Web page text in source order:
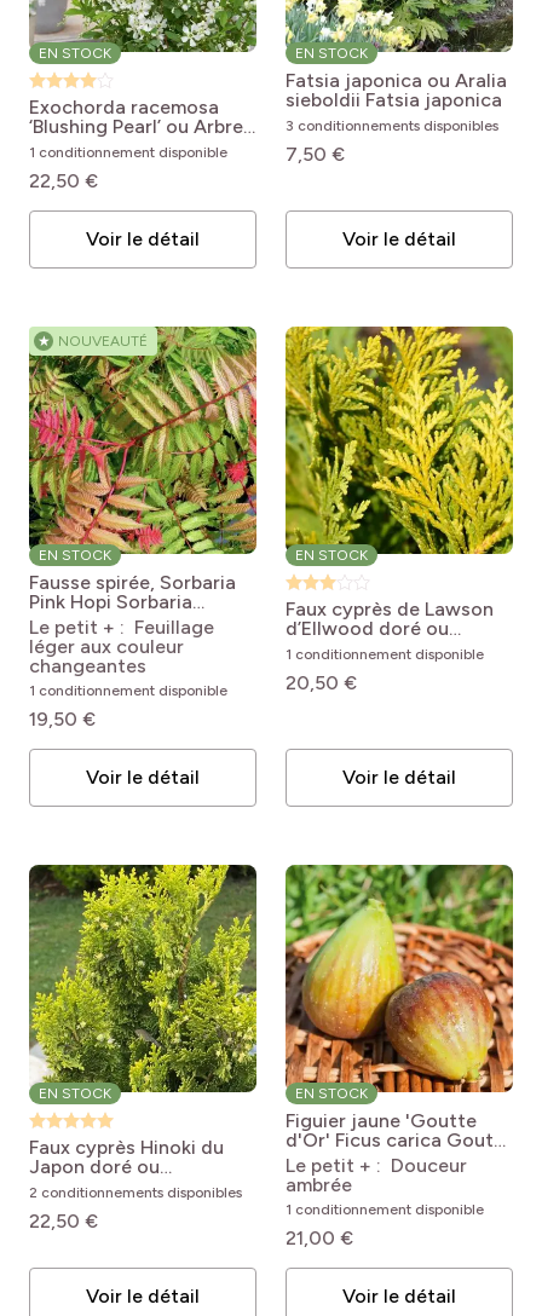
EN STOCK
Exochorda racemosa
‘Blushing Pearl’ ou Arbre
aux perles Exochorda
racemosa 'Huibl'
BLUSHING PEARL
1 conditionnement disponible
22,50 €
Voir le détail
EN STOCK
Fatsia japonica ou Aralia
sieboldii Fatsia japonica
3 conditionnements disponibles
7,50 €
Voir le détail
★ NOUVEAUTÉ
EN STOCK
Fausse spirée, Sorbaria
Pink Hopi Sorbaria
sorbifolia 'COUSORB05'
Pink Hopi
Le petit + : Feuillage
léger aux couleur
changeantes
1 conditionnement disponible
19,50 €
Voir le détail
EN STOCK
Faux cyprès de Lawson
d’Ellwood doré ou
Chamaecyparis
lawsoniana ‘Ellwood’s
Gold’ Chamaecyparis
1 conditionnement disponible
20,50 €
Voir le détail
EN STOCK
Faux cyprès Hinoki du
Japon doré ou
Chamaecyparis obtusa
‘Aurora’ Chamaecyparis
obtusa Aurora
2 conditionnements disponibles
22,50 €
Voir le détail
EN STOCK
Figuier jaune 'Goutte
d'Or' Ficus carica Goutte
d'Or
Le petit + : Douceur
ambrée
1 conditionnement disponible
21,00 €
Voir le détail